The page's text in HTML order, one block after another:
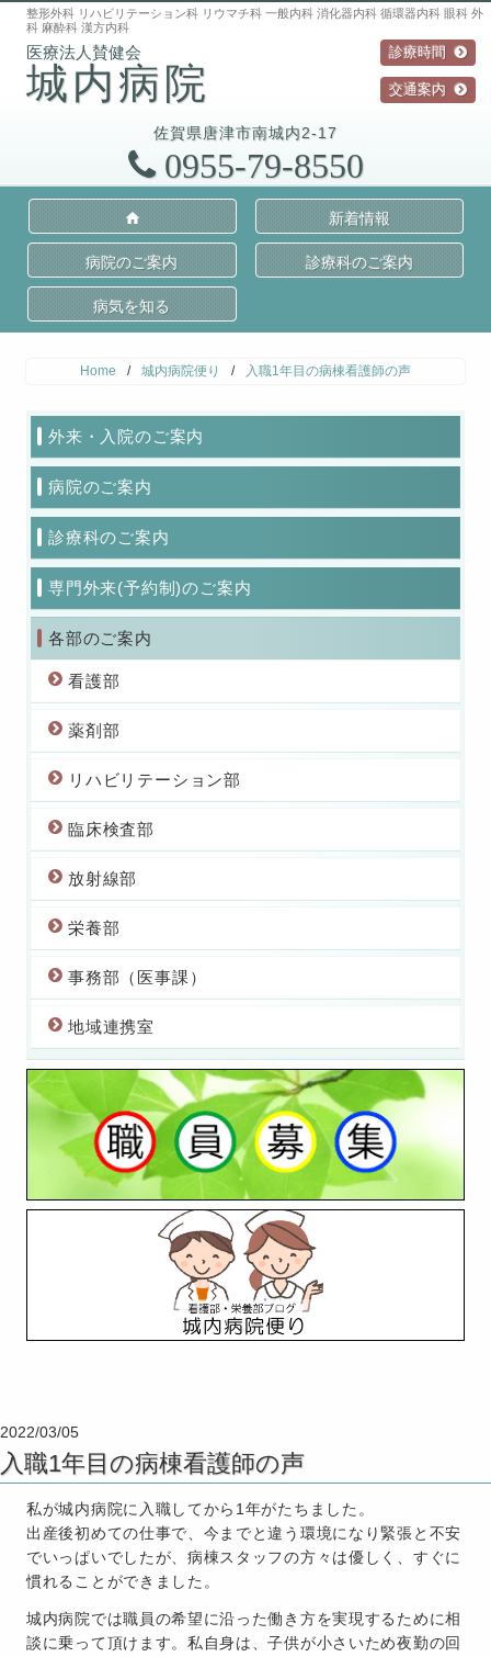
城内病院
整形外科 リハビリテーション科 リウマチ科 一般内科 消化器内科 循環器内科 眼科 外
科 麻酔科 漢方内科
佐賀県唐津市南城内2-17
0955-79-8550
診療時間
交通案内
新着情報
病院のご案内 診療科のご案内
病気を知る
Home / 城内病院便り / 入職1年目の病棟看護師の声
外来・入院のご案内
病院のご案内
診療科のご案内
専門外来(予約制)のご案内
各部のご案内
看護部
薬剤部
リハビリテーション部
臨床検査部
放射線部
栄養部
事務部（医事課）
地域連携室
2022/03/05
入職1年目の病棟看護師の声
私が城内病院に入職してから1年がたちました。
出産後初めての仕事で、今までと違う環境になり緊張と不安
でいっぱいでしたが、病棟スタッフの方々は優しく、すぐに
慣れることができました。
城内病院では職員の希望に沿った働き方を実現するために相
談に乗って頂けます。私自身は、子供が小さいため夜勤の回